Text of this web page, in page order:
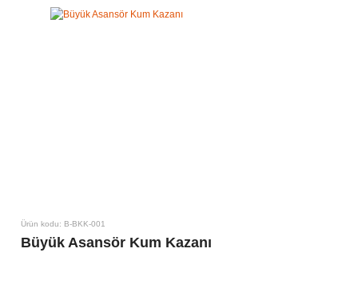
Ürün kodu: B-BKK-001
Büyük Asansör Kum Kazanı